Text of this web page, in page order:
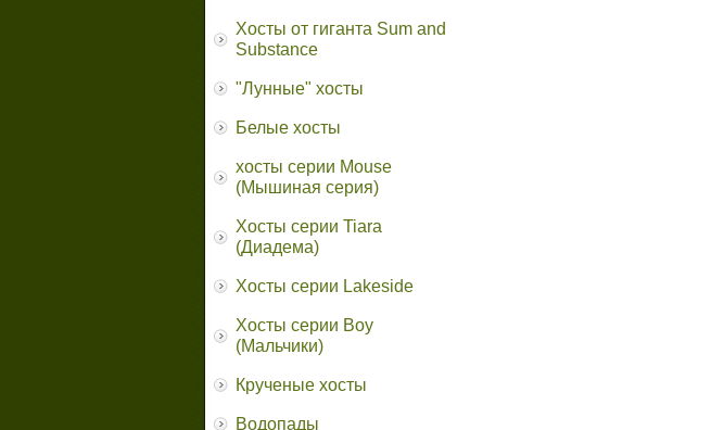
Хосты от гиганта Sum and
Substance
"Лунные" хосты
Белые хосты
хосты серии Mouse
(Мышиная серия)
Хосты серии Tiara
(Диадема)
Хосты серии Lakeside
Хосты серии Boy
(Мальчики)
Крученые хосты
Водопады